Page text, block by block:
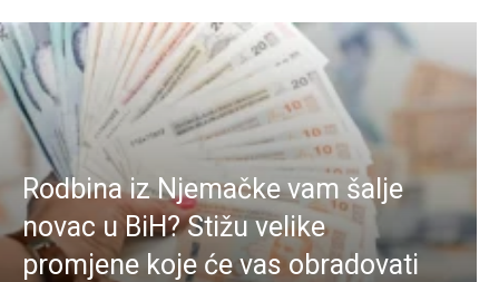
Rodbina iz Njemačke vam šalje
novac u BiH? Stižu velike
promjene koje će vas obradovati